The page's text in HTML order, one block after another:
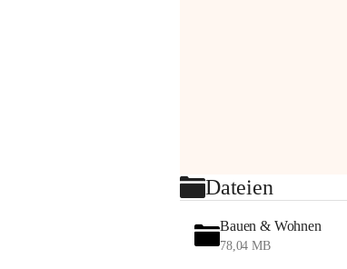
Dateien
Bauen & Wohnen
78,04 MB